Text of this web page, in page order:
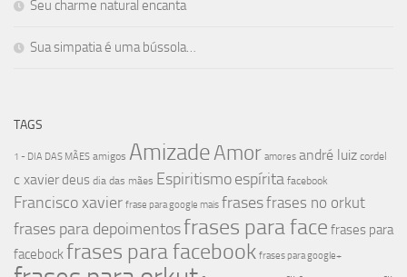
Seu charme natural encanta
Sua simpatia é uma bússola…
TAGS
1 - DIA DAS MÃES amigos AmizadeAmor amores andré luiz cordel
c xavier deus dia das mães Espiritismoespírita facebook
Francisco xavier frase para google mais frasesfrases no orkut
frases para depoimentosfrases para face frases para
facebockfrases para facebook frases para google+